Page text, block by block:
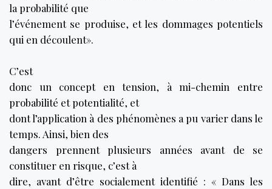
la probabilité que
l’événement se produise, et les dommages potentiels
qui en découlent».
C’est
donc un concept en tension, à mi-chemin entre
probabilité et potentialité, et
dont l’application à des phénomènes a pu varier dans le
temps. Ainsi, bien des
dangers prennent plusieurs années avant de se
constituer en risque, c’est à
dire, avant d’être socialement identifié : « Dans les